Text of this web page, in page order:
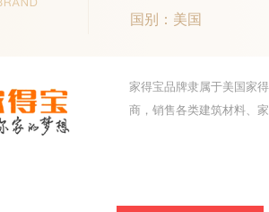
国别：美国
家得宝品牌隶属于美国家
商，销售各类建筑材料、